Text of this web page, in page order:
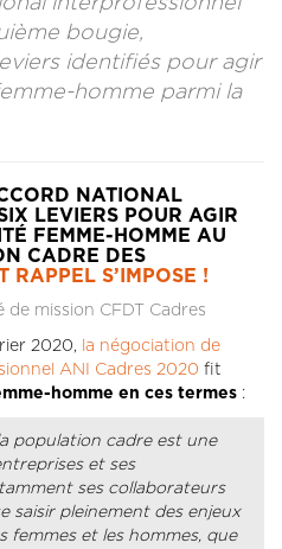
bougie,
identifiés pour agir
homme parmi la
NATIONAL
LEVIERS POUR AGIR
FEMME-HOMME AU
CADRE DES
RAPPEL S’IMPOSE !
mission CFDT Cadres
2020, la négociation de
ANI Cadres 2020 fit
homme en ces termes :
population cadre est une
et ses
ses collaborateurs
saisir pleinement des enjeux
femmes et les hommes, que